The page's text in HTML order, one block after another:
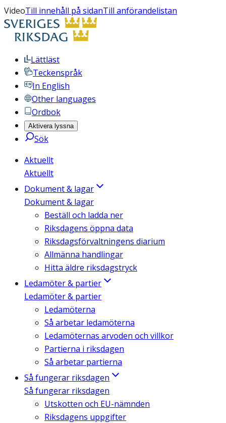
VideoTill innehåll på sidanTill anförandelistan
Lättläst
Teckenspråk
In English
Other languages
Ordbok
Aktivera lyssna
Sök
Aktuellt
Aktuellt
Dokument & lagar
Dokument & lagar
Beställ och ladda ner
Riksdagens öppna data
Riksdagsförvaltningens diarium
Allmänna handlingar
Hitta äldre riksdagstryck
Ledamöter & partier
Ledamöter & partier
Ledamöterna
Så arbetar ledamöterna
Ledamöternas arvoden och villkor
Partierna i riksdagen
Så arbetar partierna
Så fungerar riksdagen
Så fungerar riksdagen
Utskotten och EU-nämnden
Riksdagens uppgifter